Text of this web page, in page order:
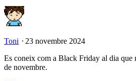
Toni ⋅ 23 novembre 2024
Es coneix com a Black Friday al dia que
de novembre.